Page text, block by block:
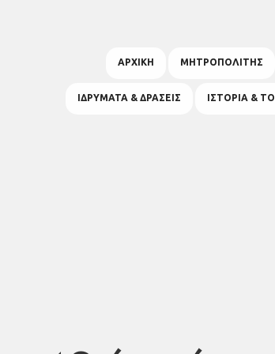
ΑΡΧΙΚΗ ΜΗΤΡΟΠΟΛΙΤΗΣ
ΙΔΡΥΜΑΤΑ & ΔΡΑΣΕΙΣ ΙΣΤΟΡΙΑ &